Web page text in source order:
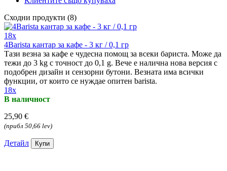
Сходни продукти (8)
18x
4Barista кантар за кафе - 3 кг / 0,1 гр
Тази везна за кафе е чудесна помощ за всеки бариста. Може да
тежи до 3 kg с точност до 0,1 g. Вече е налична нова версия с
подобрен дизайн и сензорни бутони. Везната има всички
функции, от които се нуждае опитен barista.
18x
В наличност
25,90 €
(прибл 50,66 lev)
Детайл Купи